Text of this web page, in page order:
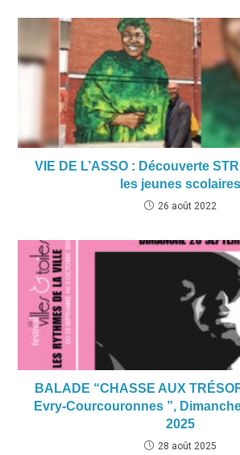
VIE DE L’ASSO : Découverte
les jeunes scolaires
26 août 2022
BALADE “CHASSE AUX
Evry-Courcouronnes ”,
2025
28 août 2025